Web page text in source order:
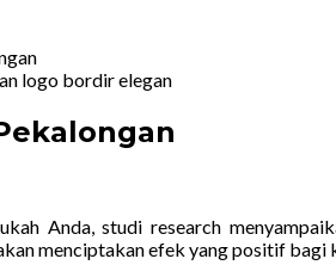
Anda, studi research
menciptakan efek yang positif bagi